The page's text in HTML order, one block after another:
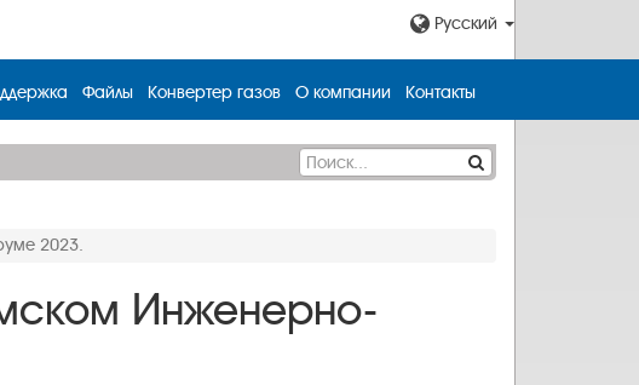
Русский
Файлы Конвертер газов О компании Контакты
2023.
Инженерно-